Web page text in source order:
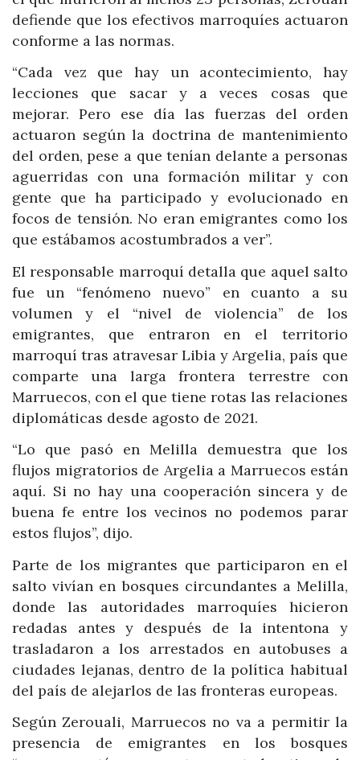
defiende que los efectivos marroquíes actuaron
conforme a las normas.
“Cada vez que hay un acontecimiento, hay
lecciones que sacar y a veces cosas que
mejorar. Pero ese día las fuerzas del orden
actuaron según la doctrina de mantenimiento
del orden, pese a que tenían delante a personas
aguerridas con una formación militar y con
gente que ha participado y evolucionado en
focos de tensión. No eran emigrantes como los
que estábamos acostumbrados a ver”.
El responsable marroquí detalla que aquel salto
fue un “fenómeno nuevo” en cuanto a su
volumen y el “nivel de violencia” de los
emigrantes, que entraron en el territorio
marroquí tras atravesar Libia y Argelia, país que
comparte una larga frontera terrestre con
Marruecos, con el que tiene rotas las relaciones
diplomáticas desde agosto de 2021.
“Lo que pasó en Melilla demuestra que los
flujos migratorios de Argelia a Marruecos están
aquí. Si no hay una cooperación sincera y de
buena fe entre los vecinos no podemos parar
estos flujos”, dijo.
Parte de los migrantes que participaron en el
salto vivían en bosques circundantes a Melilla,
donde las autoridades marroquíes hicieron
redadas antes y después de la intentona y
trasladaron a los arrestados en autobuses a
ciudades lejanas, dentro de la política habitual
del país de alejarlos de las fronteras europeas.
Según Zerouali, Marruecos no va a permitir la
presencia de emigrantes en los bosques